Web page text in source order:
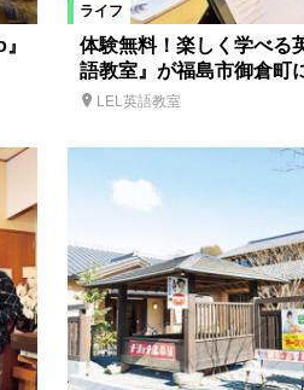
ン お好み焼き・もんじゃ たこ
そば・うどん パン・ベーカ
ファッション ビューティ リラ
生活 スクール おでかけ
水族館 街歩き グルメ
ライフ
体験無料！楽しく学べる
語教室』が福島市御倉町
LEL英語教室